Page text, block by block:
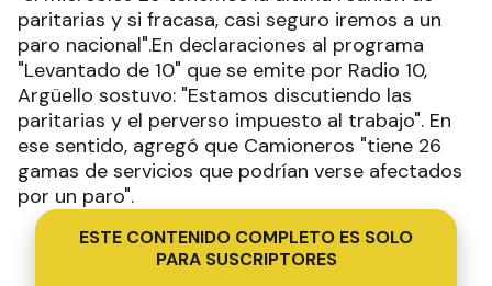
paritarias y si fracasa, casi seguro iremos a un
paro nacional".En declaraciones al programa
"Levantado de 10" que se emite por Radio 10,
Argüello sostuvo: "Estamos discutiendo las
paritarias y el perverso impuesto al trabajo". En
ese sentido, agregó que Camioneros "tiene 26
gamas de servicios que podrían verse afectados
por un paro".
ESTE CONTENIDO COMPLETO ES SOLO
PARA SUSCRIPTORES